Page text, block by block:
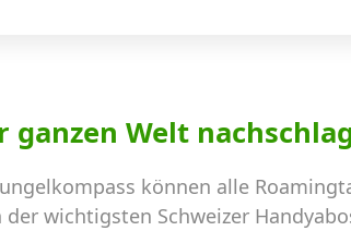
Welt
können alle
wichtigsten Schweizer